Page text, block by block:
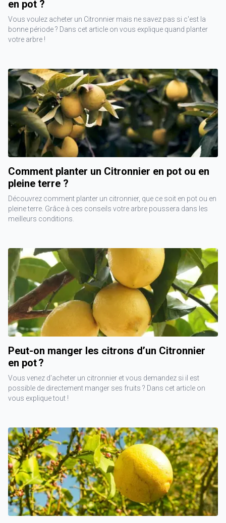
en pot ?
Vous voulez acheter un Citronnier mais ne savez pas si c'est la
bonne période ? Dans cet article on vous explique quand planter
votre arbre !
Comment planter un Citronnier en pot ou en
pleine terre ?
Découvrez comment planter un citronnier, que ce soit en pot ou en
pleine terre. Grâce à ces conseils votre arbre poussera dans les
meilleurs conditions.
Peut-on manger les citrons d’un Citronnier
en pot ?
Vous venez d'acheter un citronnier et vous demandez si il est
possible de directement manger ses fruits ? Dans cet article on
vous explique tout !